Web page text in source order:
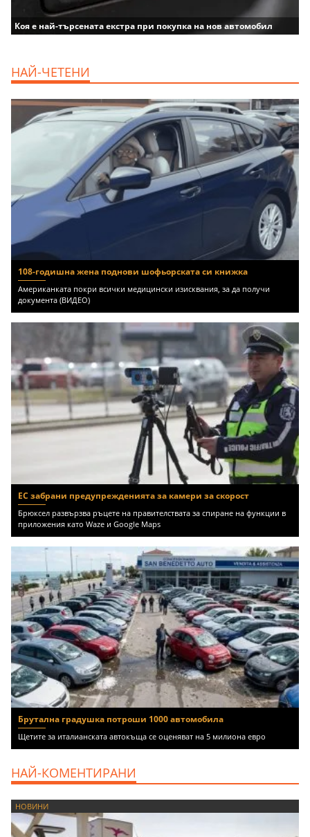
Коя е най-търсената екстра при покупка на нов автомобил
НАЙ-ЧЕТЕНИ
108-годишна жена поднови шофьорската си книжка
Американката покри всички медицински изисквания, за да получи
документа (ВИДЕО)
ЕС забрани предупрежденията за камери за скорост
Брюксел развързва ръцете на правителствата за спиране на функции в
приложения като Waze и Google Maps
Брутална градушка потроши 1000 автомобила
Щетите за италианската автокъща се оценяват на 5 милиона евро
НАЙ-КОМЕНТИРАНИ
НОВИНИ